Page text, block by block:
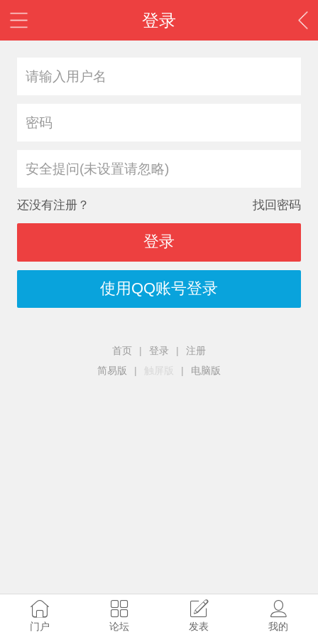
登录
安全提问(未设置请忽略)
还没有注册？ 找回密码
登录
使用QQ账号登录
首页 | 登录 |
注册
简易版
| 触屏版 | 电脑版
门户 论坛 发表 我的